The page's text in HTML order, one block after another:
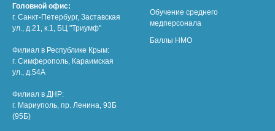
Головной офис:
г. Санкт-Петербург, Заставская
ул., д.21, к.1, БЦ "Триумф"
Филиал в Республике Крым:
г. Симферополь, Караимская
ул., д.54А
Филиал в ДНР:
г. Мариуполь, пр. Ленина, 93Б
(95Б)
Обучение среднего
медперсонала
Баллы НМО